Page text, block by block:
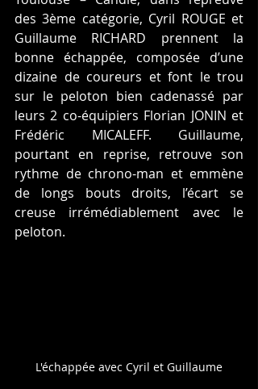
des 3ème catégorie, Cyril ROUGE et
Guillaume RICHARD prennent la
bonne échappée, composée d’une
dizaine de coureurs et font le trou
sur le peloton bien cadenassé par
leurs 2 co-équipiers Florian JONIN et
Frédéric MICALEFF. Guillaume,
pourtant en reprise, retrouve son
rythme de chrono-man et emmène
de longs bouts droits, l’écart se
creuse irrémédiablement avec le
peloton.
L'échappée avec Cyril et Guillaume